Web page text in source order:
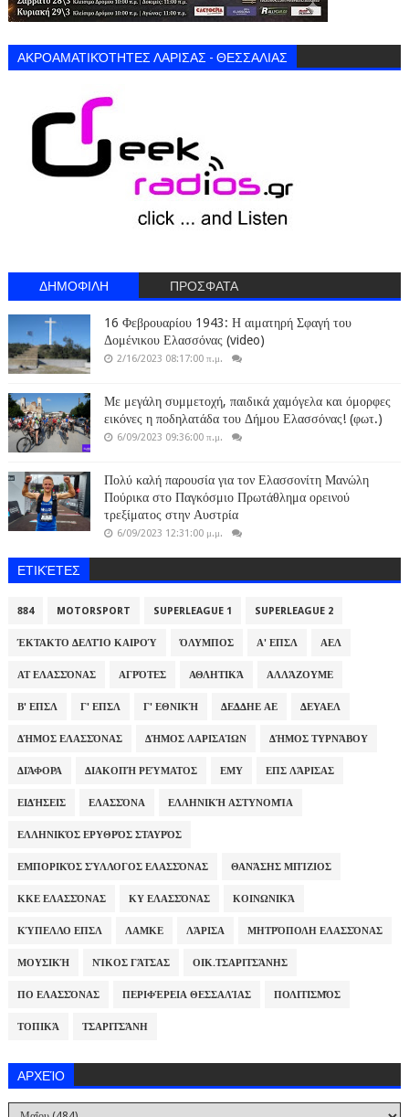
ΑΚΡΟΑΜΑΤΙΚΌΤΗΤΕΣ ΛΑΡΙΣΑΣ - ΘΕΣΣΑΛΙΑΣ
ΔΗΜΟΦΙΛΗ ΠΡΟΣΦΑΤΑ
16 Φεβρουαρίου 1943: Η αιματηρή Σφαγή του
Δομένικου Ελασσόνας (video)
2/16/2023 08:17:00 π.μ.
Με μεγάλη συμμετοχή, παιδικά χαμόγελα και όμορφες
εικόνες η ποδηλατάδα του Δήμου Ελασσόνας! (φωτ.)
6/09/2023 09:36:00 π.μ.
Πολύ καλή παρουσία για τον Ελασσονίτη Μανώλη
Πούρικα στο Παγκόσμιο Πρωτάθλημα ορεινού
τρεξίματος στην Αυστρία
6/09/2023 12:31:00 μ.μ.
ΕΤΙΚΈΤΕΣ
884 MOTORSPORT SUPERLEAGUE 1 SUPERLEAGUE 2
ΈΚΤΑΚΤΟ ΔΕΛΤΊΟ ΚΑΙΡΟΎ ΌΛΥΜΠΟΣ Α' ΕΠΣΛ ΑΕΛ
ΑΤ ΕΛΑΣΣΌΝΑΣ ΑΓΡΌΤΕΣ ΑΘΛΗΤΙΚΆ ΑΛΛΆΖΟΥΜΕ
Β' ΕΠΣΛ Γ' ΕΠΣΛ Γ' ΕΘΝΙΚΉ ΔΕΔΔΗΕ ΑΕ ΔΕΥΑΕΛ
ΔΉΜΟΣ ΕΛΑΣΣΌΝΑΣ ΔΉΜΟΣ ΛΑΡΙΣΑΊΩΝ ΔΉΜΟΣ ΤΥΡΝΆΒΟΥ
ΔΙΆΦΟΡΑ ΔΙΑΚΟΠΉ ΡΕΎΜΑΤΟΣ ΕΜΥ ΕΠΣ ΛΆΡΙΣΑΣ
ΕΙΔΉΣΕΙΣ ΕΛΑΣΣΌΝΑ ΕΛΛΗΝΙΚΉ ΑΣΤΥΝΟΜΊΑ
ΕΛΛΗΝΙΚΌΣ ΕΡΥΘΡΌΣ ΣΤΑΥΡΌΣ
ΕΜΠΟΡΙΚΌΣ ΣΎΛΛΟΓΟΣ ΕΛΑΣΣΌΝΑΣ ΘΑΝΆΣΗΣ ΜΠΊΖΙΟΣ
ΚΚΕ ΕΛΑΣΣΌΝΑΣ ΚΥ ΕΛΑΣΣΌΝΑΣ ΚΟΙΝΩΝΙΚΆ
ΚΎΠΕΛΛΟ ΕΠΣΛ ΛΑΜΚΕ ΛΆΡΙΣΑ ΜΗΤΡΌΠΟΛΗ ΕΛΑΣΣΌΝΑΣ
ΜΟΥΣΙΚΉ ΝΊΚΟΣ ΓΆΤΣΑΣ ΟΙΚ.ΤΣΑΡΙΤΣΆΝΗΣ
ΠΟ ΕΛΑΣΣΌΝΑΣ ΠΕΡΙΦΈΡΕΙΑ ΘΕΣΣΑΛΊΑΣ ΠΟΛΙΤΙΣΜΌΣ
ΤΟΠΙΚΆ ΤΣΑΡΙΤΣΆΝΗ
ΑΡΧΕΊΟ